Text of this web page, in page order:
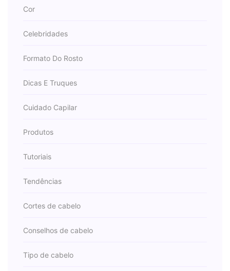
Cor
Celebridades
Formato Do Rosto
Dicas E Truques
Cuidado Capilar
Produtos
Tutoriais
Tendências
Cortes de cabelo
Conselhos de cabelo
Tipo de cabelo